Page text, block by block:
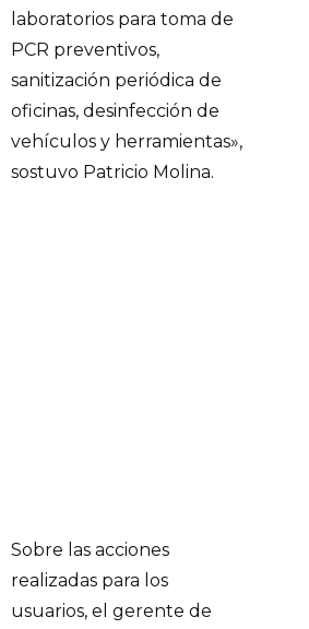
laboratorios para toma de
PCR preventivos,
sanitización periódica de
oficinas, desinfección de
vehículos y herramientas»,
sostuvo Patricio Molina.
Sobre las acciones
realizadas para los
usuarios, el gerente de